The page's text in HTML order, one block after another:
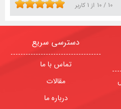
10 / 10 از 1 کاربر
دسترسی سریع
تماس با ما
مقالات
درباره ما